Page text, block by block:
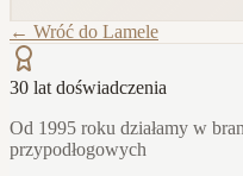
← Wróć do Lamele
30 lat doświadczenia
Od 1995 roku działamy w
przypodłogowych